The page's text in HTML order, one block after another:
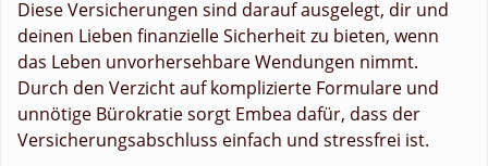
Diese Versicherungen sind darauf ausgelegt, dir und
deinen Lieben finanzielle Sicherheit zu bieten, wenn
das Leben unvorhersehbare Wendungen nimmt.
Durch den Verzicht auf komplizierte Formulare und
unnötige Bürokratie sorgt Embea dafür, dass der
Versicherungsabschluss einfach und stressfrei ist.